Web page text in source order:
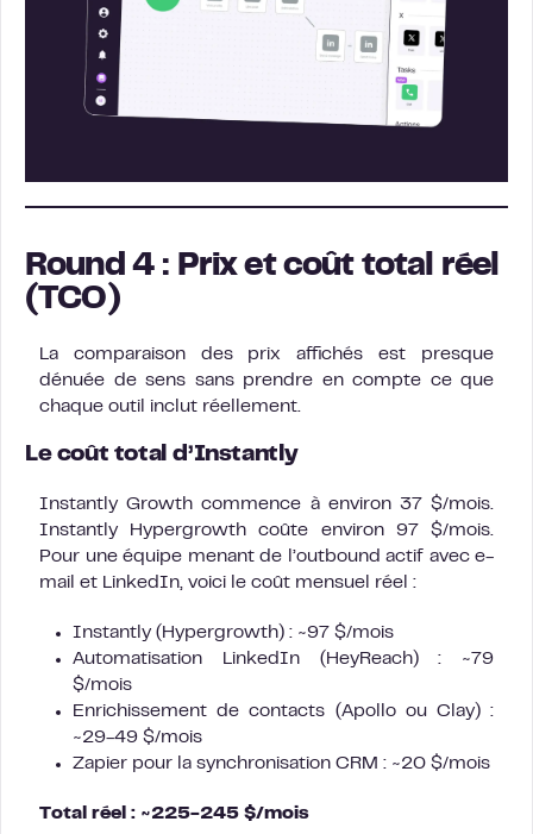
Round 4 : Prix et coût total réel
(TCO)
La comparaison des prix affichés est presque
dénuée de sens sans prendre en compte ce que
chaque outil inclut réellement.
Le coût total d’Instantly
Instantly Growth commence à environ 37 $/mois.
Instantly Hypergrowth coûte environ 97 $/mois.
Pour une équipe menant de l’outbound actif avec e-
mail et LinkedIn, voici le coût mensuel réel :
Instantly (Hypergrowth) : ~97 $/mois
Automatisation LinkedIn (HeyReach) : ~79
$/mois
Enrichissement de contacts (Apollo ou Clay) :
~29-49 $/mois
Zapier pour la synchronisation CRM : ~20 $/mois
Total réel : ~225-245 $/mois